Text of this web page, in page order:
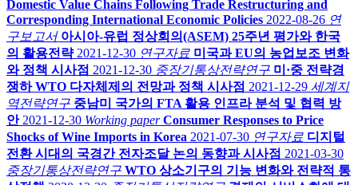
Domestic Value Chains Following Trade Restructuring and
Corresponding International Economic Policies 2022-08-26 연
구보고서 아시아-유럽 정상회의(ASEM) 25주년 평가와 한국
의 활용전략 2021-12-30 연구자료 미국과 EU의 농업보조 변화
와 정책 시사점 2021-12-30 중장기통상전략연구 미·중 전략경
쟁하 WTO 다자체제의 전망과 정책 시사점 2021-12-29 세계지
역전략연구 중남미 국가의 FTA 활용 인프라 분석 및 협력 방
안 2021-12-30 Working paper Consumer Responses to Price
Shocks of Wine Imports in Korea 2021-07-30 연구자료 디지털
전환 시대의 국경간 전자조달 논의 동향과 시사점 2021-03-30
중장기통상전략연구 WTO 상소기구의 기능 변화와 전략적 통